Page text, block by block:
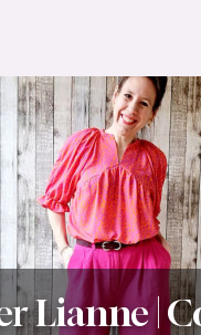
Lianne |